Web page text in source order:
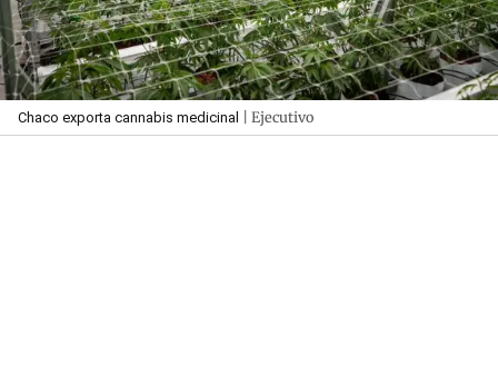
Chaco exporta cannabis medicinal | Ejecutivo